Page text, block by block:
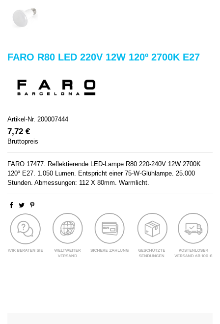
FARO R80 LED 220V 12W 120º 2700K E27
Artikel-Nr. 200007444
7,72 €
Bruttopreis
FARO 17477. Reflektierende LED-Lampe R80 220-240V 12W 2700K
120º E27. 1.050 Lumen. Entspricht einer 75-W-Glühlampe. 25.000
Stunden. Abmessungen: 112 X 80mm. Warmlicht.